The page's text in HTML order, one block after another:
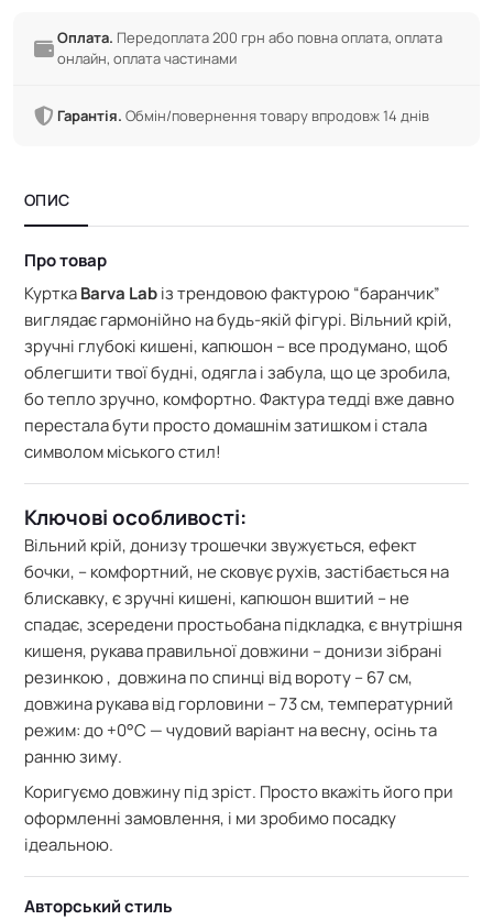
Оплата. Передоплата 200 грн або повна оплата, оплата
онлайн, оплата частинами
Гарантія. Обмін/повернення товару впродовж 14 днів
ОПИС
Про товар
КурткаBarva Labіз трендовою фактурою “баранчик”
виглядає гармонійно на будь-якій фігурі. Вільний крій,
зручні глубокі кишені, капюшон – все продумано, щоб
облегшити твої будні, одягла і забула, що це зробила,
бо тепло зручно, комфортно. Фактура тедді вже давно
перестала бути просто домашнім затишком і стала
символом міського стил!
Ключові особливості:
Вільний крій, донизу трошечки звужується, ефект
бочки, – комфортний, не сковує рухів, застібається на
блискавку, є зручні кишені, капюшон вшитий – не
спадає, зсередени простьобана підкладка, є внутрішня
кишеня, рукава правильної довжини – донизи зібрані
резинкою , довжина по спинці від вороту – 67 см,
довжина рукава від горловини – 73 см, температурний
режим: до +0°C — чудовий варіант на весну, осінь та
ранню зиму.
Коригуємо довжину під зріст. Просто вкажіть його при
оформленні замовлення, і ми зробимо посадку
ідеальною.
Авторський стиль